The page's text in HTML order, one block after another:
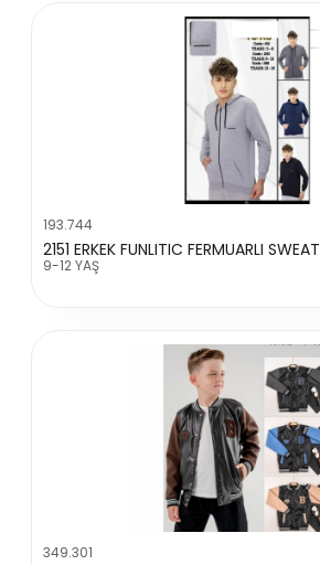
193.744
2151 ERKEK FUNLITIC FERMUARLI SWEAT
9-12 YAŞ
349.301